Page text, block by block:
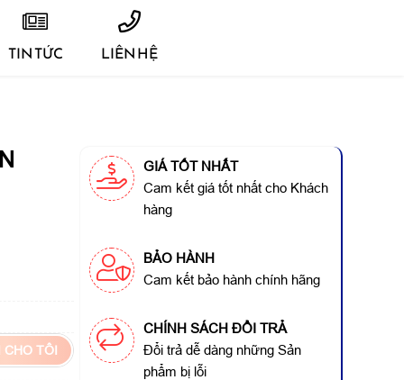
TIN TỨC LIÊN HỆ
TÔI
GIÁ TỐT NHẤT
Cam kết giá tốt nhất cho Khách
hàng
BẢO HÀNH
Cam kết bảo hành chính hãng
CHÍNH SÁCH ĐỔI TRẢ
Đổi trả dễ dàng những Sản
phẩm bị lỗi